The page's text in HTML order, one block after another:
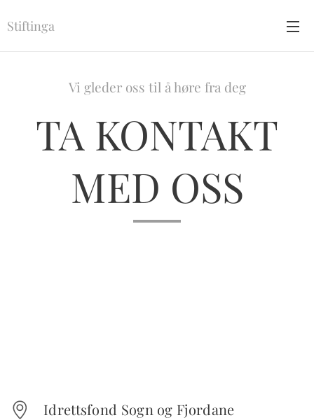
Stiftinga
Vi gleder oss til å høre fra deg
TA KONTAKT
MED OSS
Idrettsfond Sogn og Fjordane